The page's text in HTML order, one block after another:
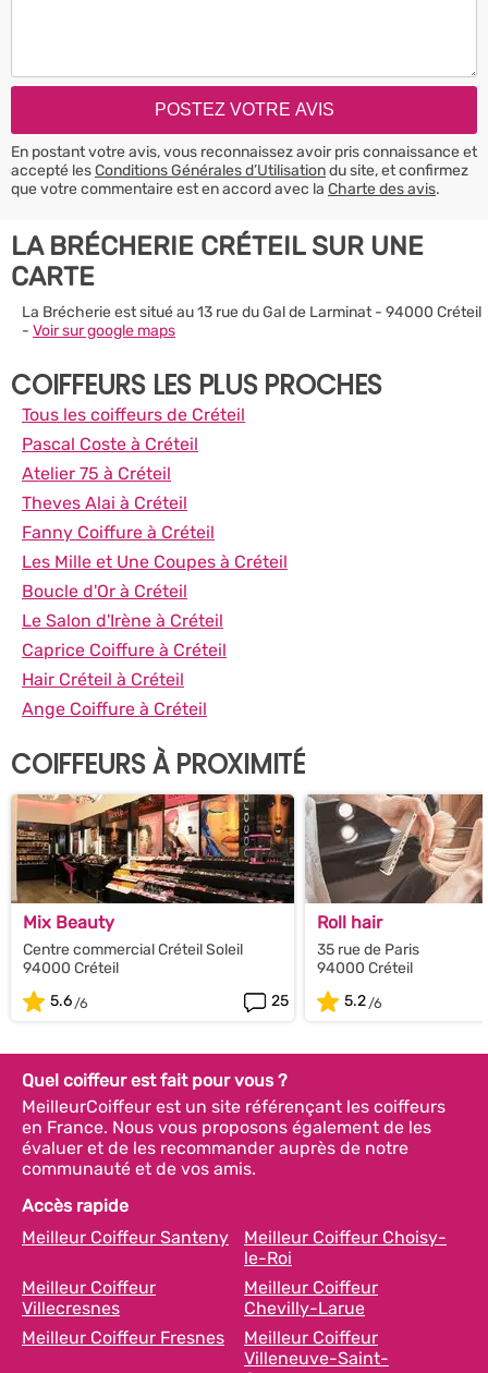
En postant votre avis, vous reconnaissez avoir pris connaissance et
accepté lesConditions Générales d’Utilisationdu site, et confirmez
que votre commentaire est en accord avec la Charte des avis.
LA BRÉCHERIE CRÉTEIL SUR UNE
CARTE
La Brécherie est situé au 13 rue du Gal de Larminat - 94000 Créteil
- Voir sur google maps
COIFFEURS LES PLUS PROCHES
Tous les coiffeurs de Créteil
Pascal Coste à Créteil
Atelier 75 à Créteil
Theves Alai à Créteil
Fanny Coiffure à Créteil
Les Mille et Une Coupes à Créteil
Boucle d'Or à Créteil
Le Salon d'Irène à Créteil
Caprice Coiffure à Créteil
Hair Créteil à Créteil
Ange Coiffure à Créteil
COIFFEURS À PROXIMITÉ
Mix Beauty
Centre commercial Créteil Soleil
94000 Créteil
5.6
25
Roll hair
35 rue de Paris
94000 Créteil
5.2
Quel coiffeur est fait pour vous ?
MeilleurCoiffeur est un site référençant les coiffeurs
en France. Nous vous proposons également de les
évaluer et de les recommander auprès de notre
communauté et de vos amis.
Accès rapide
Meilleur Coiffeur Santeny
Meilleur Coiffeur Choisy-
le-Roi
Meilleur Coiffeur
Villecresnes
Meilleur Coiffeur
Chevilly-Larue
Meilleur Coiffeur Fresnes
Meilleur Coiffeur
Villeneuve-Saint-